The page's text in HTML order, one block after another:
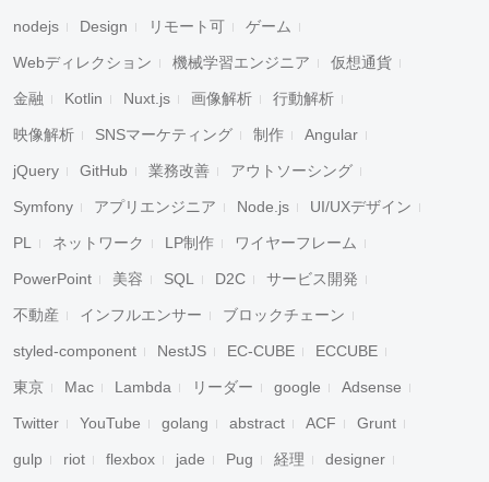
nodejs Design リモート可 ゲーム
Webディレクション 機械学習エンジニア 仮想通貨
金融 Kotlin Nuxt.js 画像解析 行動解析
映像解析 SNSマーケティング 制作 Angular
jQuery GitHub 業務改善 アウトソーシング
Symfony アプリエンジニア Node.js UI/UXデザイン
PL ネットワーク LP制作 ワイヤーフレーム
PowerPoint 美容 SQL D2C サービス開発
不動産 インフルエンサー ブロックチェーン
styled-component NestJS EC-CUBE ECCUBE
東京 Mac Lambda リーダー google Adsense
Twitter YouTube golang abstract ACF Grunt
gulp riot flexbox jade Pug 経理 designer